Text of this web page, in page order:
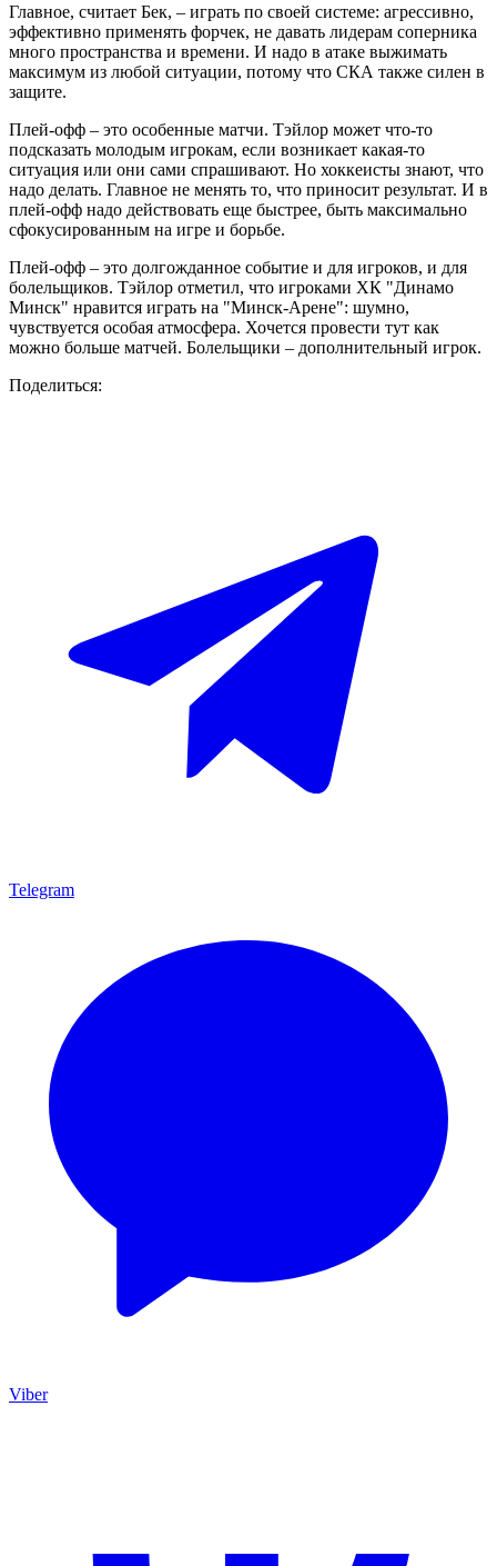
Главное, считает Бек, – играть по своей системе: агрессивно,
эффективно применять форчек, не давать лидерам соперника
много пространства и времени. И надо в атаке выжимать
максимум из любой ситуации, потому что СКА также силен в
защите.
Плей-офф – это особенные матчи. Тэйлор может что-то
подсказать молодым игрокам, если возникает какая-то
ситуация или они сами спрашивают. Но хоккеисты знают, что
надо делать. Главное не менять то, что приносит результат. И в
плей-офф надо действовать еще быстрее, быть максимально
сфокусированным на игре и борьбе.
Плей-офф – это долгожданное событие и для игроков, и для
болельщиков. Тэйлор отметил, что игроками ХК "Динамо
Минск" нравится играть на "Минск-Арене": шумно,
чувствуется особая атмосфера. Хочется провести тут как
можно больше матчей. Болельщики – дополнительный игрок.
Поделиться:
Telegram
Viber